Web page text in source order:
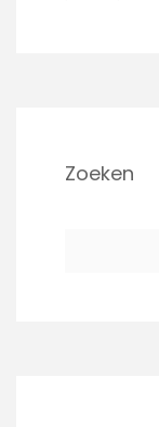
Zoeken